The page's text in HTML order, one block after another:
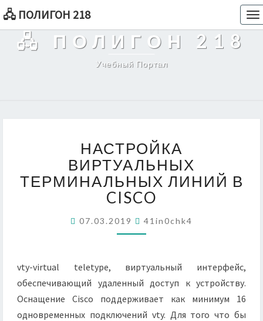
🖧 ПОЛИГОН 218
🖧 ПОЛИГОН 218
Учебный Портал
ВИРТУАЛЬНЫХ
ТЕРМИНАЛЬНЫХ
ЛИНИЙ
В
CISCO
НАСТРОЙКА
ВИРТУАЛЬНЫХ
ТЕРМИНАЛЬНЫХ ЛИНИЙ В
CISCO
07.03.2019 41in0chk4
vty-virtual teletype, виртуальный интерфейс,
обеспечивающий удаленный доступ к устройству.
Оснащение Сisсo поддерживает как минимум 16
одновременных подключений vty. Для того что бы